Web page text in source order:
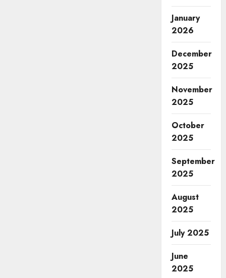
January
2026
December
2025
November
2025
October
2025
September
2025
August
2025
July 2025
June
2025